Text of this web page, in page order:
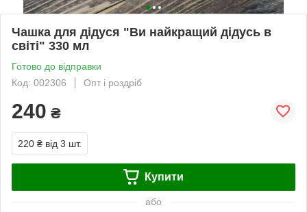
Чашка для дідуся "Ви найкращий дідусь в
світі" 330 мл
Готово до відправки
Код: 002306
Опт і роздріб
240 ₴
220 ₴ від 3 шт.
Купити
або